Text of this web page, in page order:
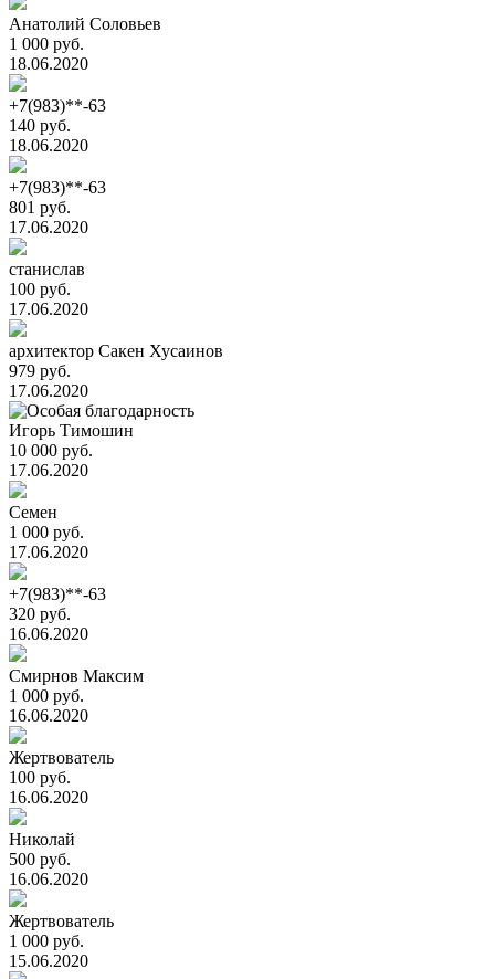
Анатолий Соловьев
1 000 руб.
18.06.2020
+7(983)**-63
140 руб.
18.06.2020
+7(983)**-63
801 руб.
17.06.2020
станислав
100 руб.
17.06.2020
архитектор Сакен Хусаинов
979 руб.
17.06.2020
Игорь Тимошин
10 000 руб.
17.06.2020
Семен
1 000 руб.
17.06.2020
+7(983)**-63
320 руб.
16.06.2020
Смирнов Максим
1 000 руб.
16.06.2020
Жертвователь
100 руб.
16.06.2020
Николай
500 руб.
16.06.2020
Жертвователь
1 000 руб.
15.06.2020